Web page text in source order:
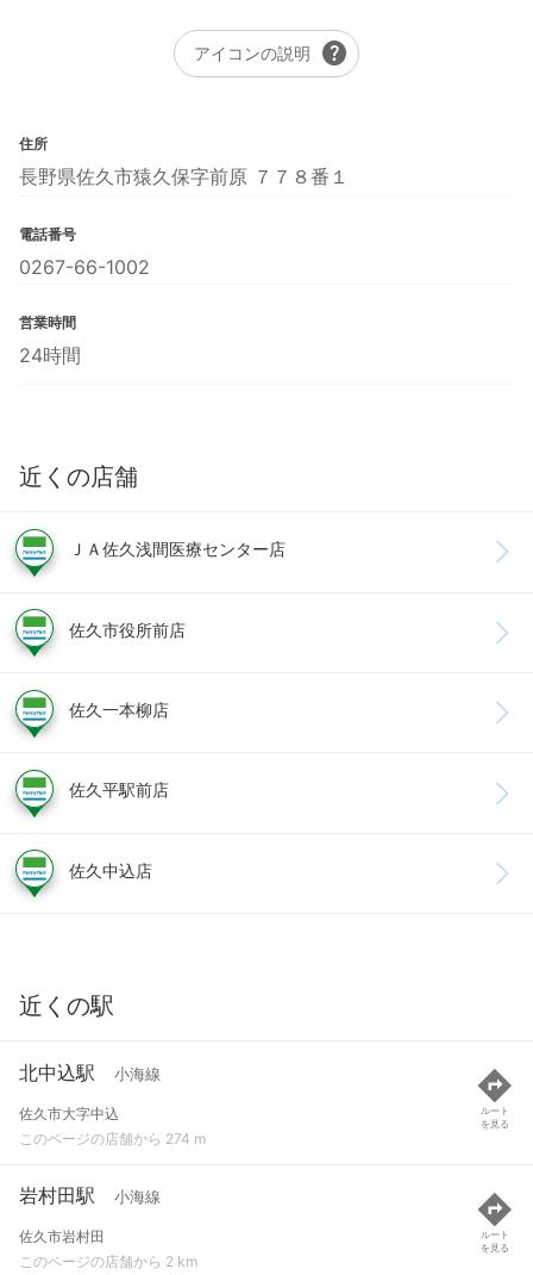
アイコンの説明 help
住所
長野県佐久市猿久保字前原 ７７８番１
電話番号
0267-66-1002
営業時間
24時間
近くの店舗
ＪＡ佐久浅間医療センター店
佐久市役所前店
佐久一本柳店
佐久平駅前店
佐久中込店
近くの駅
北中込駅 小海線
佐久市大字中込
このページの店舗から 274 m
ルート
を見る
岩村田駅 小海線
佐久市岩村田
このページの店舗から 2 km
ルート
を見る